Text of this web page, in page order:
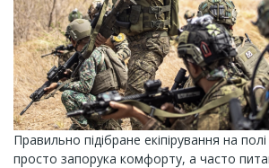
Правильно підібране екіпірування на
просто запорука комфорту, а часто